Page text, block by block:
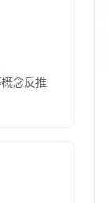
念反推